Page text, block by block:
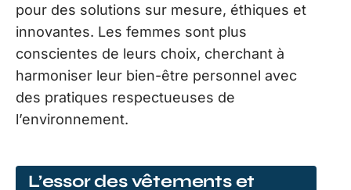
pour des solutions sur mesure, éthiques et
innovantes. Les femmes sont plus
conscientes de leurs choix, cherchant à
harmoniser leur bien-être personnel avec
des pratiques respectueuses de
l’environnement.
L’essor des vêtements et